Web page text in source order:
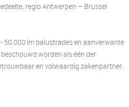
regio Antwerpen – Brussel
50.000 lm balustrades en aanverwante
worden als één der
en volwaardig zakenpartner.